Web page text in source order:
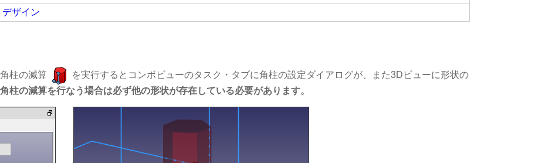
デザイン
柱の減算
を実行するとコンボビューのタスク・タブに角柱の設定ダイアログが、また3Dビューに形状の
柱の減算を行なう場合は必ず他の形状が存在している必要があります。